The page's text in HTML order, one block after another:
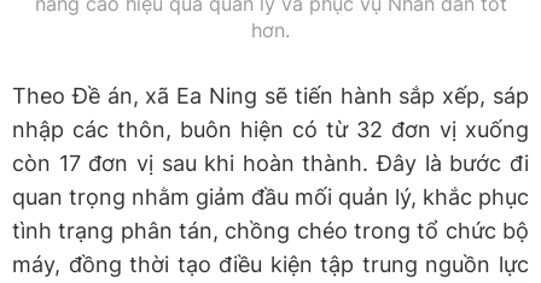
hơn.
Theo Đề án, xã Ea Ning sẽ tiến hành sắp xếp, sáp
nhập các thôn, buôn hiện có từ 32 đơn vị xuống
còn 17 đơn vị sau khi hoàn thành. Đây là bước đi
quan trọng nhằm giảm đầu mối quản lý, khắc phục
tình trạng phân tán, chồng chéo trong tổ chức bộ
máy, đồng thời tạo điều kiện tập trung nguồn lực